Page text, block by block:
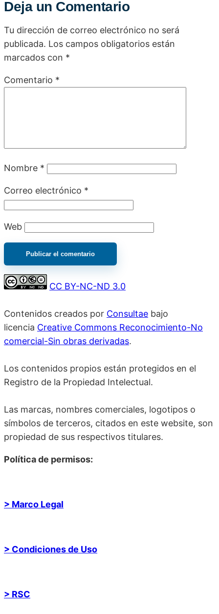
Deja un Comentario
Tu dirección de correo electrónico no será
publicada. Los campos obligatorios están
marcados con *
Comentario *
Nombre *
Correo electrónico *
Web
CC BY-NC-ND 3.0
Contenidos creados por Consultae bajo
licencia Creative Commons Reconocimiento-No
comercial-Sin obras derivadas.
Los contenidos propios están protegidos en el
Registro de la Propiedad Intelectual.
Las marcas, nombres comerciales, logotipos o
símbolos de terceros, citados en este website, son
propiedad de sus respectivos titulares.
Política de permisos:
> Marco Legal
> Condiciones de Uso
> RSC